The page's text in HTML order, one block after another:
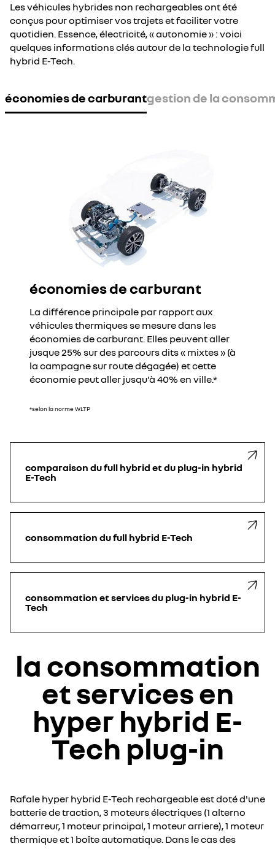
Les véhicules hybrides non rechargeables ont été
conçus pour optimiser vos trajets et faciliter votre
quotidien. Essence, électricité, « autonomie » : voici
quelques informations clés autour de la technologie full
hybrid E-Tech.
économies de carburantgestion de la
économies de carburant
La différence principale par rapport aux
véhicules thermiques se mesure dans les
économies de carburant. Elles peuvent aller
jusque 25% sur des parcours dits « mixtes » (à
la campagne sur route dégagée) et cette
économie peut aller jusqu'à 40% en ville.*
*selon la norme WLTP
comparaison du full hybrid et du plug-in hybrid
E-Tech
consommation du full hybrid E-Tech
consommation et services du plug-in hybrid E-
Tech
la consommation
et services en
hyper hybrid E-
Tech plug-in
Rafale hyper hybrid E-Tech rechargeable est doté d'une
batterie de traction, 3 moteurs électriques (1 alterno
démarreur, 1 moteur principal, 1 moteur arriere), 1 moteur
thermique et 1 boîte automatique. Dans le cas des